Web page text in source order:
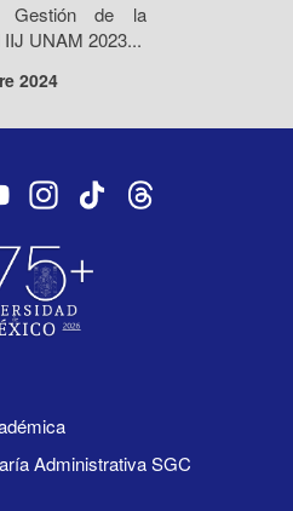
Gestión de la
UNAM 2023...
2024
Administrativa SGC